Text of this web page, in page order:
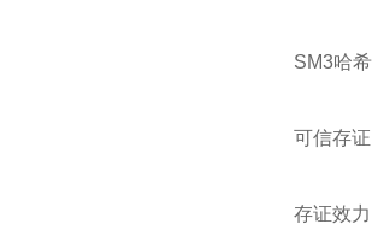
SM3哈
可信存
存证效